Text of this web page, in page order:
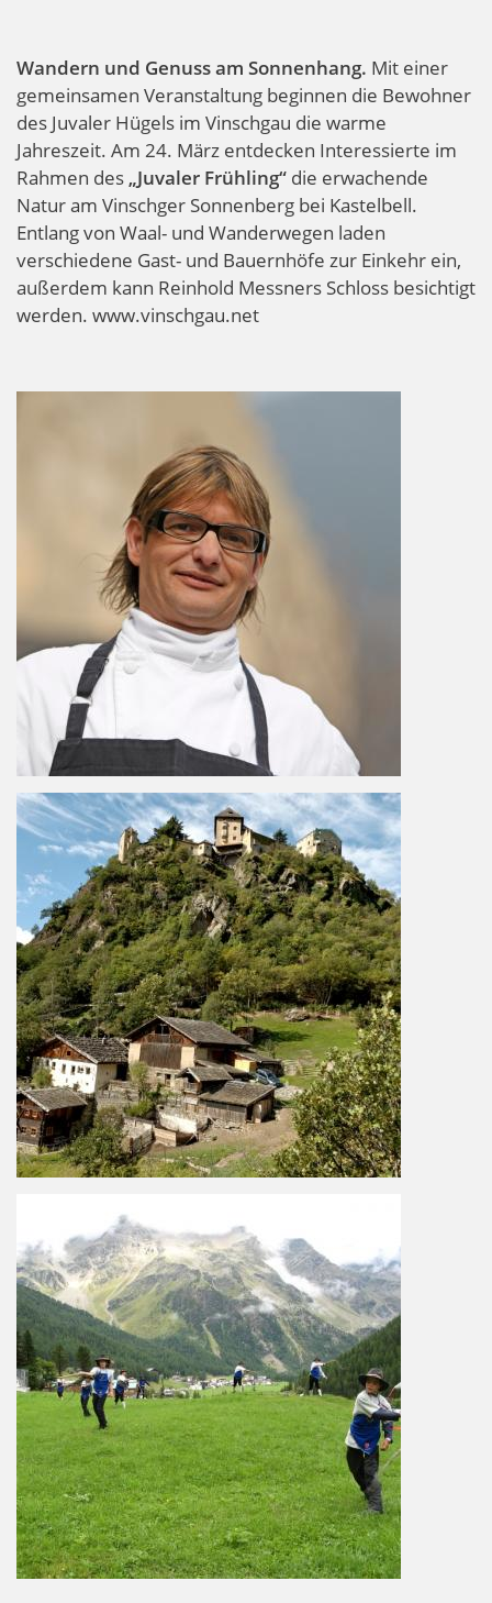
Wandern und Genuss am Sonnenhang. Mit einer
gemeinsamen Veranstaltung beginnen die Bewohner
des Juvaler Hügels im Vinschgau die warme
Jahreszeit. Am 24. März entdecken Interessierte im
Rahmen des „Juvaler Frühling“ die erwachende
Natur am Vinschger Sonnenberg bei Kastelbell.
Entlang von Waal- und Wanderwegen laden
verschiedene Gast- und Bauernhöfe zur Einkehr ein,
außerdem kann Reinhold Messners Schloss besichtigt
werden. www.vinschgau.net